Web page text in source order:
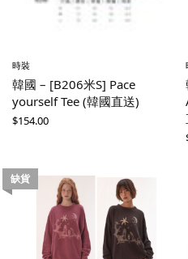
時裝
韓國 – [B206米S] Pace
yourself Tee (韓國直送)
$154.00
缺貨